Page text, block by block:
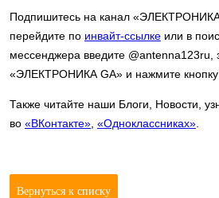
Подпишитесь на канал
перейдите по инвайт-ссылке или в
мессенджера введите @antenna123ru,
«ЭЛЕКТРОНИКА GA» и нажмите кнопку
Также читайте наши Блоги, Новости,
во «ВКонтакте» «Одноклассниках»
Вернуться к списку